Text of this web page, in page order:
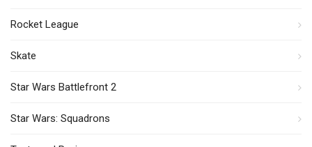
Rocket League
Skate
Star Wars Battlefront 2
Star Wars: Squadrons